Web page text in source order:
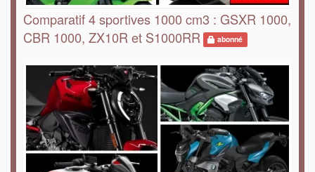
Comparatif 4 sportives 1000 cm3 : GSXR 1000,
CBR 1000, ZX10R et S1000RR
abonné